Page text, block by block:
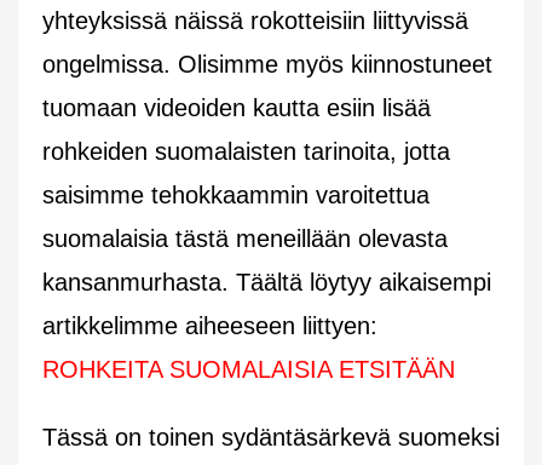
yhteyksissä näissä rokotteisiin liittyvissä
ongelmissa. Olisimme myös kiinnostuneet
tuomaan videoiden kautta esiin lisää
rohkeiden suomalaisten tarinoita, jotta
saisimme tehokkaammin varoitettua
suomalaisia tästä meneillään olevasta
kansanmurhasta. Täältä löytyy aikaisempi
artikkelimme aiheeseen liittyen:
ROHKEITA SUOMALAISIA ETSITÄÄN
Tässä on toinen sydäntäsärkevä suomeksi